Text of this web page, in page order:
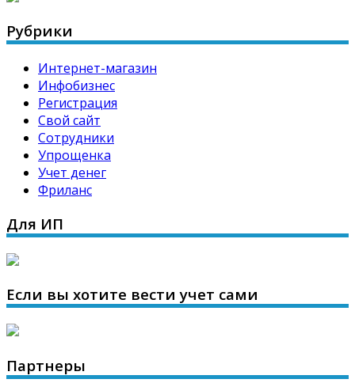
Рубрики
Интернет-магазин
Инфобизнес
Регистрация
Свой сайт
Сотрудники
Упрощенка
Учет денег
Фриланс
Для ИП
Если вы хотите вести учет сами
Партнеры